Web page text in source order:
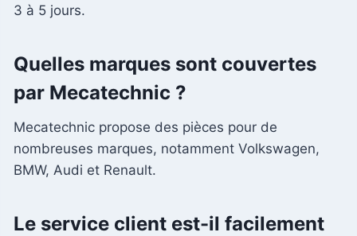
3 à 5 jours.
Quelles marques sont couvertes
par Mecatechnic ?
Mecatechnic propose des pièces pour de
nombreuses marques, notamment Volkswagen,
BMW, Audi et Renault.
Le service client est-il facilement